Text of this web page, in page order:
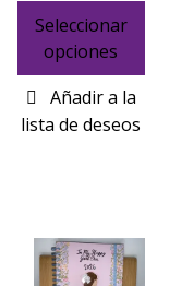
Seleccionar
opciones